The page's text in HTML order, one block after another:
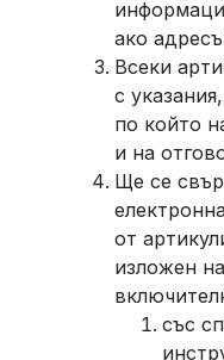
ако
Всеки
с
по който
и на
Ще се
от
изложен
със